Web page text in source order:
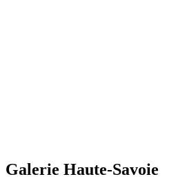
Galerie Haute-Savoie